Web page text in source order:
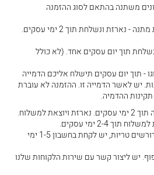
משתנה בהתאם לסוג ההזמנה
הזמנה עם הטבעת שם/אריזת מתנה - נארזת ונשלחת תוך 2 ימי עסקים.
תוך יום עסקים אחד. (לא כולל
- תוך יום עסקים תישלח אליכם הדמייה
יש לאשר הדמייה זו. ההזמנה לא עוברת
ההדמיה.
למשלוח.
2-4 ימי עסקים.
במארזים המכילים מוצרים הדורשים טריות, יש לקחת בחשבון 1-5 ימי
יש ליצור קשר עם שירות הלקוחות שלנו